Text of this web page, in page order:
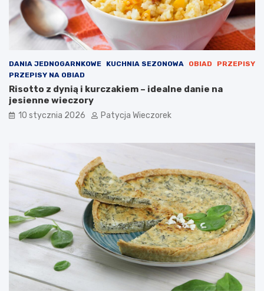
DANIA JEDNOGARNKOWE KUCHNIA SEZONOWA OBIAD
PRZEPISY
PRZEPISY NA OBIAD
Risotto z dynią i kurczakiem – idealne danie na
jesienne wieczory
10 stycznia 2026 Patycja Wieczorek